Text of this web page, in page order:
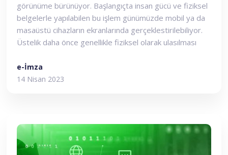
görünüme bürünüyor. Başlangıçta insan gücü ve fiziksel
belgelerle yapılabilen bu işlem günümüzde mobil ya da
masaüstü cihazların ekranlarında gerçeklestirilebiliyor.
Üstelik daha önce genellikle fiziksel olarak ulasılması
uygulamalar aldı.
e-İmza
14 Nisan 2023